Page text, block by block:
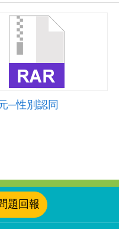
─性別認同
題回報